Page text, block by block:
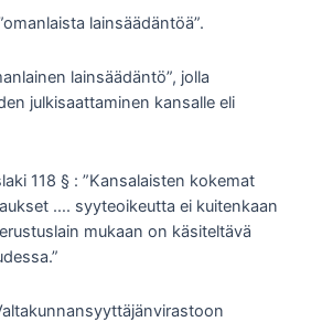
lainsäädäntöä”.
lainsäädäntö”, jolla
julkisaattaminen kansalle eli
118 § : ”Kansalaisten kokemat
…. syyteoikeutta ei kuitenkaan
mukaan on käsiteltävä